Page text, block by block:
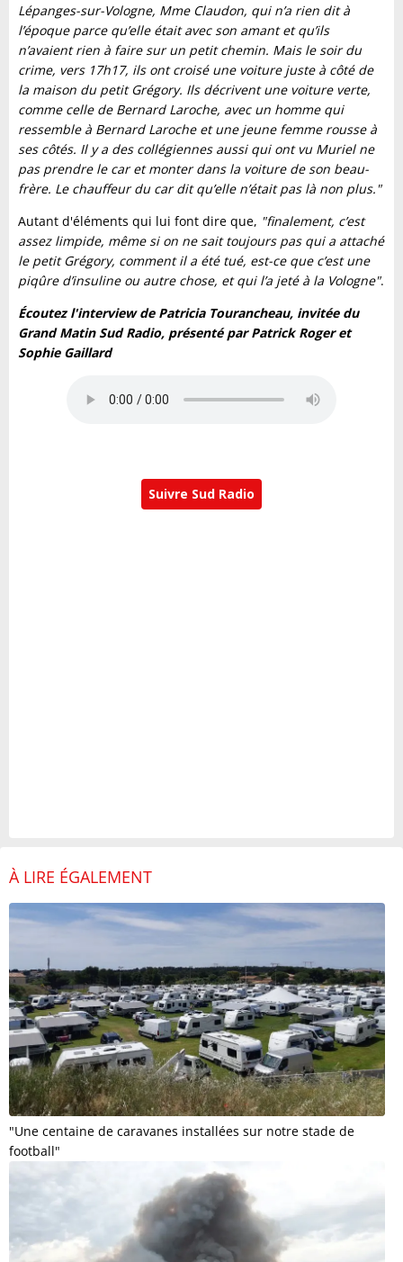
Lépanges-sur-Vologne, Mme Claudon, qui n’a rien dit à
l’époque parce qu’elle était avec son amant et qu’ils
n’avaient rien à faire sur un petit chemin. Mais le soir du
crime, vers 17h17, ils ont croisé une voiture juste à côté de
la maison du petit Grégory. Ils décrivent une voiture verte,
comme celle de Bernard Laroche, avec un homme qui
ressemble à Bernard Laroche et une jeune femme rousse à
ses côtés. Il y a des collégiennes aussi qui ont vu Muriel ne
pas prendre le car et monter dans la voiture de son beau-
frère. Le chauffeur du car dit qu’elle n’était pas là non plus."
Autant d'éléments qui lui font dire que, "finalement, c’est
assez limpide, même si on ne sait toujours pas qui a attaché
le petit Grégory, comment il a été tué, est-ce que c’est une
piqûre d’insuline ou autre chose, et qui l’a jeté à la Vologne".
Écoutez l'interview de Patricia Tourancheau, invitée du
Grand Matin Sud Radio, présenté par Patrick Roger et
Sophie Gaillard
Suivre Sud Radio
À LIRE ÉGALEMENT
"Une centaine de caravanes installées sur notre stade de
football"